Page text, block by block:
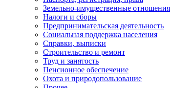
Земельно-имущественные отношения
Налоги и сборы
Предпринимательская деятельность
Социальная поддержка населения
Справки, выписки
Строительство и ремонт
Труд и занятость
Пенсионное обеспечение
Охота и природопользование